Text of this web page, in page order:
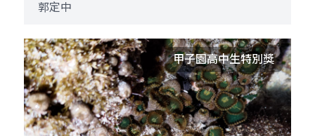
郭定中
甲子園高中生特別獎